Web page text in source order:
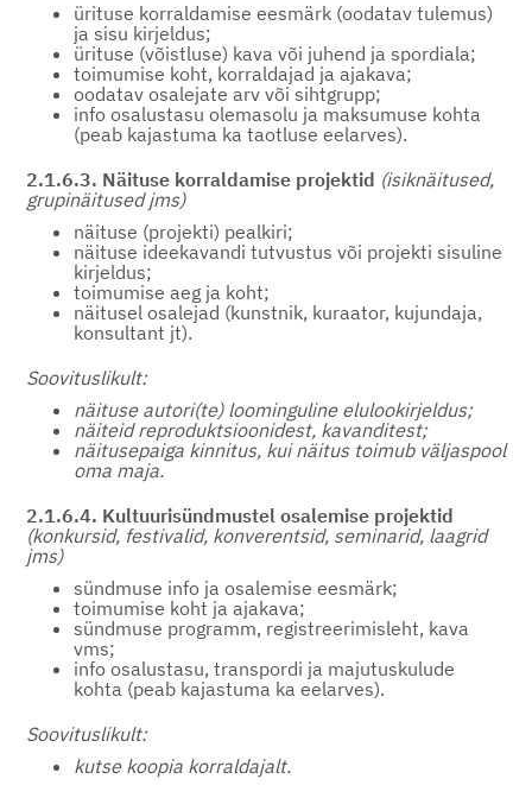
ürituse korraldamise eesmärk (oodatav tulemus)
ja sisu kirjeldus;
ürituse (võistluse) kava või juhend ja spordiala;
toimumise koht, korraldajad ja ajakava;
oodatav osalejate arv või sihtgrupp;
info osalustasu olemasolu ja maksumuse kohta
(peab kajastuma ka taotluse eelarves).
2.1.6.3. Näituse korraldamise projektid (isiknäitused,
grupinäitused jms)
näituse (projekti) pealkiri;
näituse ideekavandi tutvustus või projekti sisuline
kirjeldus;
toimumise aeg ja koht;
näitusel osalejad (kunstnik, kuraator, kujundaja,
konsultant jt).
Soovituslikult:
näituse autori(te) loominguline elulookirjeldus;
näiteid reproduktsioonidest, kavanditest;
näitusepaiga kinnitus, kui näitus toimub väljaspool
oma maja.
2.1.6.4. Kultuurisündmustel osalemise projektid
(konkursid, festivalid, konverentsid, seminarid, laagrid
jms)
sündmuse info ja osalemise eesmärk;
toimumise koht ja ajakava;
sündmuse programm, registreerimisleht, kava
vms;
info osalustasu, transpordi ja majutuskulude
kohta (peab kajastuma ka eelarves).
Soovituslikult:
kutse koopia korraldajalt.